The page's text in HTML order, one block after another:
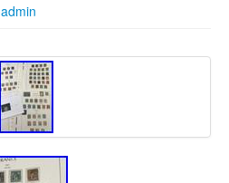
admin